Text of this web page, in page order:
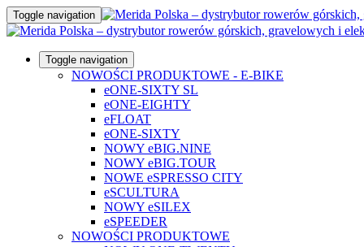
Toggle navigation
Toggle navigation
NOWOŚCI PRODUKTOWE - E-BIKE
eONE-SIXTY SL
eONE-EIGHTY
eFLOAT
eONE-SIXTY
NOWY eBIG.NINE
NOWY eBIG.TOUR
NOWE eSPRESSO CITY
eSCULTURA
NOWY eSILEX
eSPEEDER
NOWOŚCI PRODUKTOWE